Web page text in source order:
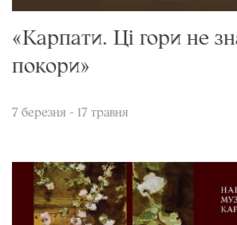
«Карпати. Ці гори не
покори»
7 березня - 17 травня